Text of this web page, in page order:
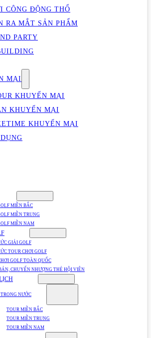
CÔNG ĐỘNG THỔ
RA MẮT SẢN PHẨM
PARTY
MẠI
KHUYẾN MẠI
KHUYẾN MẠI
KHUYẾN MẠI
MIỀN BẮC
MIỀN TRUNG
MIỀN NAM
GIẢI GOLF
TOUR CHƠI GOLF
GOLF TOÀN QUỐC
CHUYỂN NHƯỢNG THẺ HỘI VIÊN
NƯỚC
TOUR MIỀN BẮC
TOUR MIỀN TRUNG
TOUR MIỀN NAM